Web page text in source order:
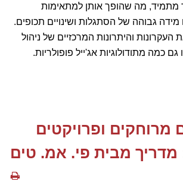
מתמיד, מה שהופך אותן למתאימות
גבוהה של הסתגלות ושינויים תכופים.
והיתרונות המרכזיים של ניהול
גם כמה מתודולוגיות אג'ייל פופולריות.
מרוחקים ופרויקטים
מדריך מבית פי. אמ. טים